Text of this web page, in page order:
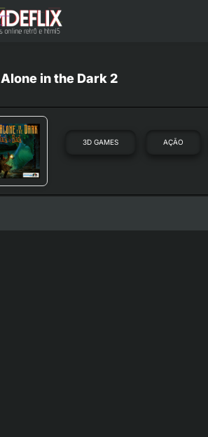
Alone in the Dark 2
3D GAMES AÇÃO